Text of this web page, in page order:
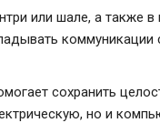
или шале, а также в
сохранить
но и